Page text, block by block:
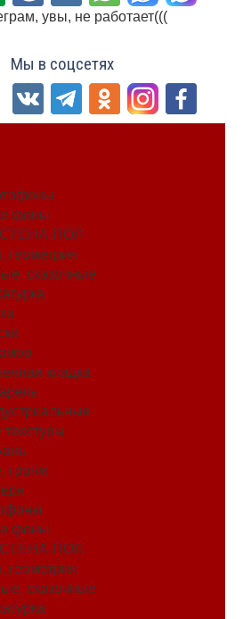
увы, не работает(((
Мы в соцсетях
фоны
ПОЛ
геометрия
сказочные
кладка
гранж
фоны
ПОЛ
геометрия
сказочные